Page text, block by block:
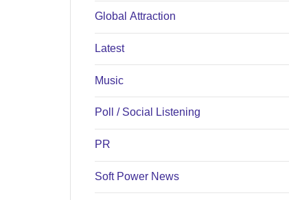
Global Attraction
Latest
Music
Poll / Social Listening
PR
Soft Power News